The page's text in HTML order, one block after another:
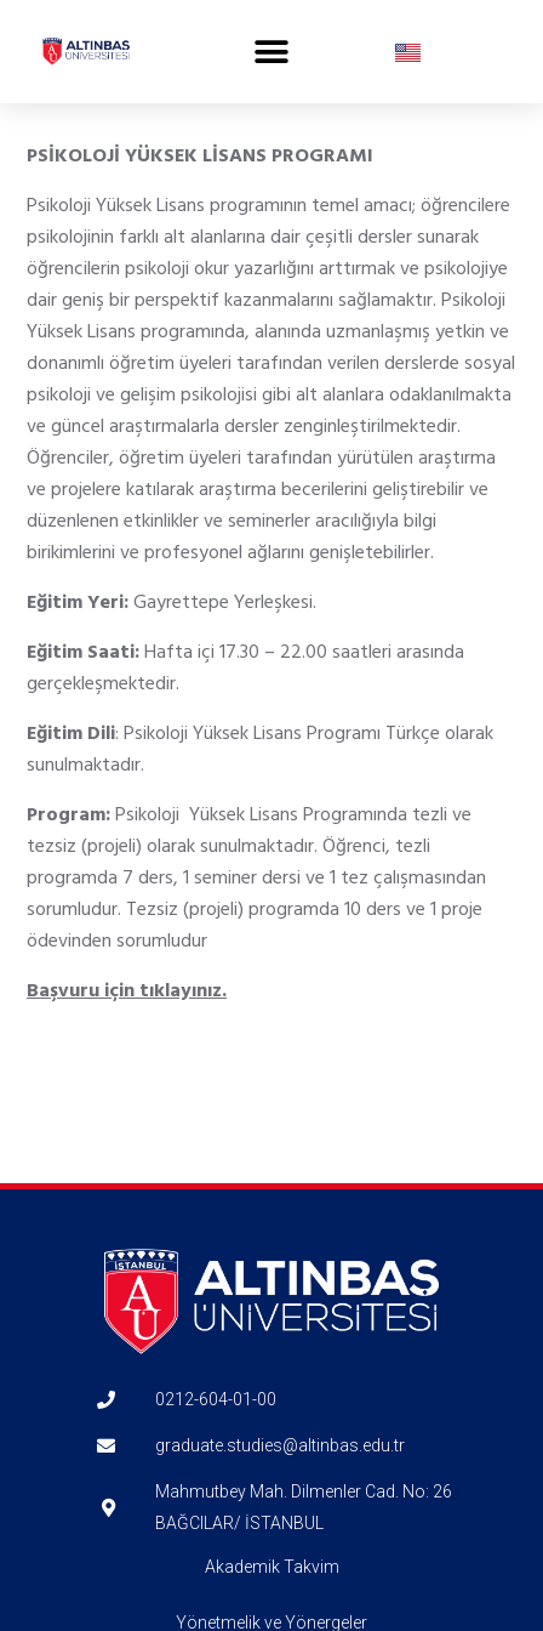
PSİKOLOJİ YÜKSEK LİSANS PROGRAMI
Psikoloji Yüksek Lisans programının temel amacı; öğrencilere
psikolojinin farklı alt alanlarına dair çeşitli dersler sunarak
öğrencilerin psikoloji okur yazarlığını arttırmak ve psikolojiye
dair geniş bir perspektif kazanmalarını sağlamaktır. Psikoloji
Yüksek Lisans programında, alanında uzmanlaşmış yetkin ve
donanımlı öğretim üyeleri tarafından verilen derslerde sosyal
psikoloji ve gelişim psikolojisi gibi alt alanlara odaklanılmakta
ve güncel araştırmalarla dersler zenginleştirilmektedir.
Öğrenciler, öğretim üyeleri tarafından yürütülen araştırma
ve projelere katılarak araştırma becerilerini geliştirebilir ve
düzenlenen etkinlikler ve seminerler aracılığıyla bilgi
birikimlerini ve profesyonel ağlarını genişletebilirler.
Eğitim Yeri:Gayrettepe Yerleşkesi.
Eğitim Saati:Hafta içi 17.30 – 22.00 saatleri arasında
gerçekleşmektedir.
Eğitim Dili: Psikoloji Yüksek Lisans Programı Türkçe olarak
sunulmaktadır.
Program:Psikoloji Yüksek Lisans Programında tezli ve
tezsiz (projeli) olarak sunulmaktadır. Öğrenci, tezli
programda 7 ders, 1 seminer dersi ve 1 tez çalışmasından
sorumludur. Tezsiz (projeli) programda 10 ders ve 1 proje
ödevinden sorumludur
Başvuru için tıklayınız.
0212-604-01-00
graduate.studies@altinbas.edu.tr
Mahmutbey Mah. Dilmenler Cad. No: 26
BAĞCILAR/ İSTANBUL
Akademik Takvim
Yönetmelik ve Yönergeler